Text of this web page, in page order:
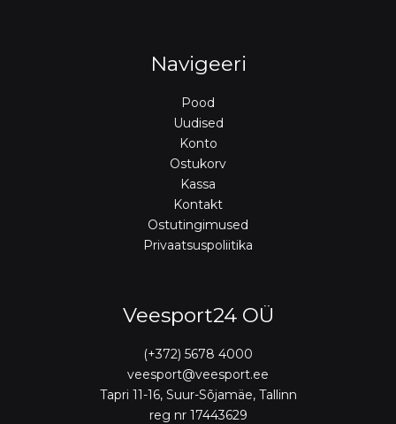
Navigeeri
Pood
Uudised
Konto
Ostukorv
Kassa
Kontakt
Ostutingimused
Privaatsuspoliitika
Veesport24 OÜ
(+372) 5678 4000
veesport@veesport.ee
Tapri 11-16, Suur-Sõjamäe, Tallinn
reg nr 17443629